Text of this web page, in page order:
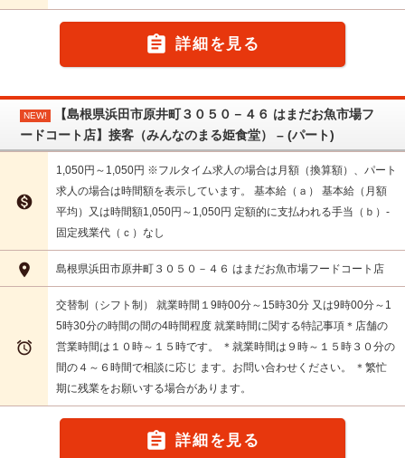
 詳細を見る
NEW!
【島根県浜田市原井町３０５０－４６ はまだお魚市場フ
ードコート店】接客（みんなのまる姫食堂） – (パート)

1,050円～1,050円 ※フルタイム求人の場合は月額（換算額）、パート
求人の場合は時間額を表示しています。 基本給（ａ） 基本給（月額
平均）又は時間額1,050円～1,050円 定額的に支払われる手当（ｂ）-
固定残業代（ｃ）なし
 島根県浜田市原井町３０５０－４６ はまだお魚市場フードコート店

交替制（シフト制） 就業時間１9時00分～15時30分 又は9時00分～1
5時30分の時間の間の4時間程度 就業時間に関する特記事項＊店舗の
営業時間は１０時～１５時です。 ＊就業時間は９時～１５時３０分の
間の４～６時間で相談に応じ ます。お問い合わせください。 ＊繁忙
期に残業をお願いする場合があります。
 詳細を見る